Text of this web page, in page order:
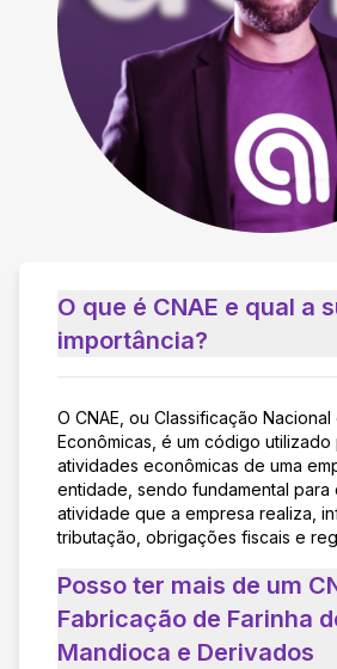
O que é CNAE e qual a
importância?
O CNAE, ou Classificação
Econômicas, é um código
atividades econômicas de uma
entidade, sendo fundamental
atividade que a empresa realiza,
tributação, obrigações fiscais e
Posso ter mais de um
Fabricação de Farinha
Mandioca e Derivados